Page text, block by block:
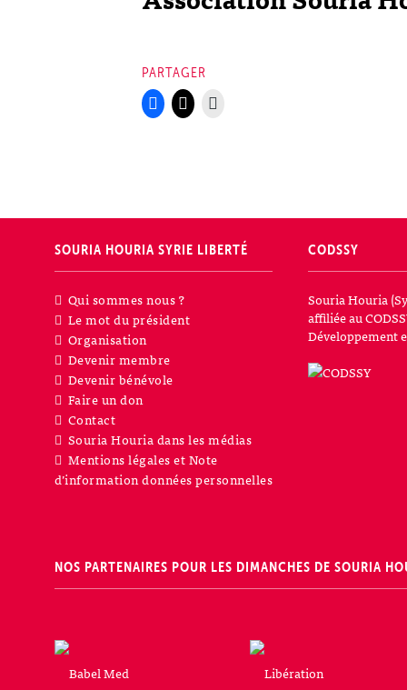
PARTAGER
SOURIA HOURIA SYRIE LIBERTÉ
Qui sommes nous ?
Le mot du président
Organisation
Devenir membre
Devenir bénévole
Faire un don
Contact
Souria Houria dans les médias
Mentions légales et Note
d’information données personnelles
CODSSY
Souria Houria
affiliée au
Développement
NOS PARTENAIRES POUR LES DIMANCHES DE SOURIA